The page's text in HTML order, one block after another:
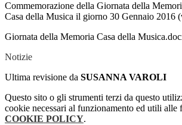
Commemorazione della Giornata della
Casa della Musica il giorno 30 Gennaio 2016
Giornata della Memoria Casa della
Notizie
Ultima revisione da SUSANNA VAROLI
Questo sito o gli strumenti terzi da questo
cookie necessari al funzionamento ed utili alle
COOKIE POLICY.